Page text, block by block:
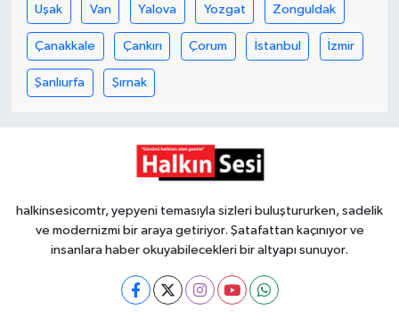
Uşak Van Yalova Yozgat Zonguldak
Çanakkale Çankırı Çorum İstanbul İzmir
Şanlıurfa Şırnak
halkinsesicomtr, yepyeni temasıyla sizleri buluştururken, sadelik
ve modernizmi bir araya getiriyor. Şatafattan kaçınıyor ve
insanlara haber okuyabilecekleri bir altyapı sunuyor.
SİYASET
Spor
Ulusal